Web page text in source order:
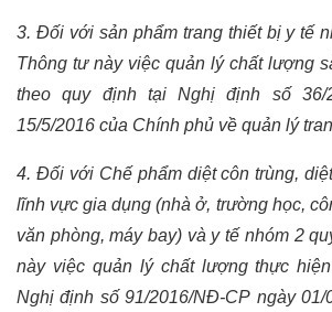
3. Đối với sản phẩm trang thiết bị y tế
Thông tư này việc quản lý chất lượng
theo quy định tại Nghị định số 36/
15/5/2016 của Chính phủ về quản lý
4. Đối với Chế phẩm diệt côn trùng,
lĩnh vực gia dụng (nhà ở, trường học,
văn phòng, máy bay) và y tế nhóm 2
này việc quản lý chất lượng thực
Nghị định số 91/2016/NĐ-CP ngày 01/